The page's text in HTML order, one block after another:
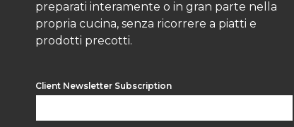
preparati interamente o in gran parte nella
propria cucina, senza ricorrere a piatti e
prodotti precotti.
Client Newsletter Subscription